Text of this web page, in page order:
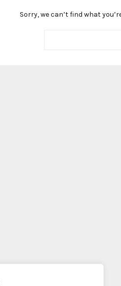
Sorry, we can’t find what